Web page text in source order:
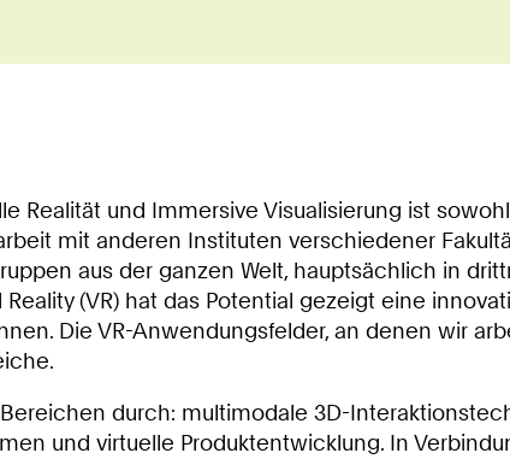
Realität und Immersive Visualisierung ist
mit anderen Instituten verschiedener
aus der ganzen Welt, hauptsächlich in
Reality (VR) hat das Potential gezeigt eine
Die VR-Anwendungsfelder, an denen wir
durch: multimodale 3D-
und virtuelle Produktentwicklung. In